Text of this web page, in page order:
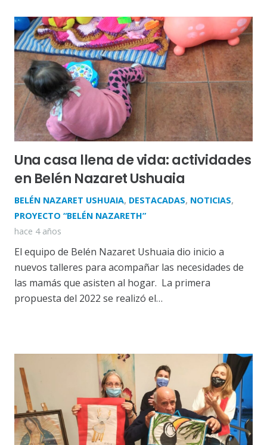
Una casa llena de vida: actividades
en Belén Nazaret Ushuaia
BELÉN NAZARET USHUAIA, DESTACADAS, NOTICIAS,
PROYECTO “BELÉN NAZARETH”
hace 4 años
El equipo de Belén Nazaret Ushuaia dio inicio a
nuevos talleres para acompañar las necesidades de
las mamás que asisten al hogar. La primera
propuesta del 2022 se realizó el…